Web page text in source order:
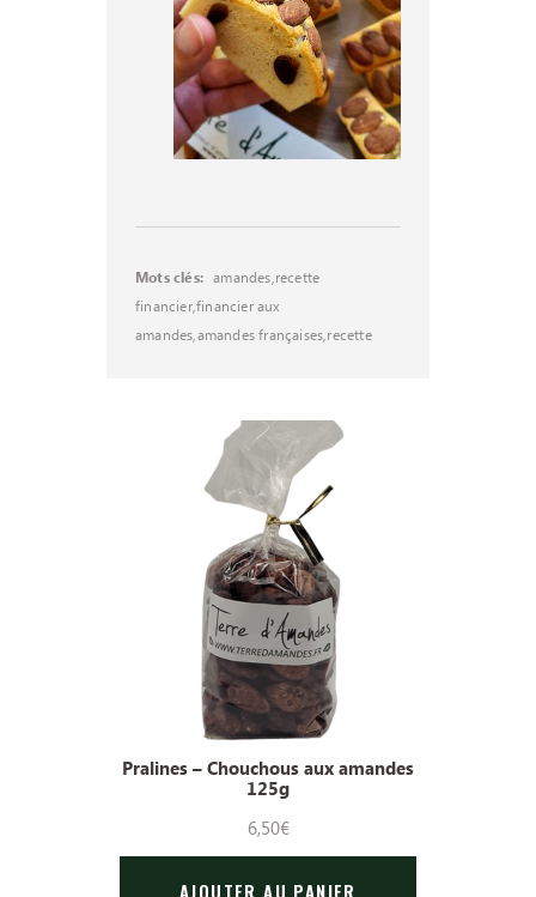
Mots clés: amandes,recette
financier,financier aux
amandes,amandes françaises,recette
Pralines – Chouchous aux amandes
125g
6,50€
AJOUTER AU PANIER